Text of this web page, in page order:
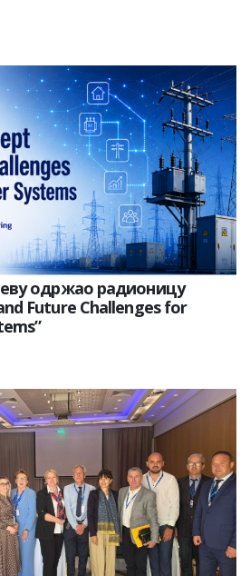
одржао радионицу
Future Challenges for